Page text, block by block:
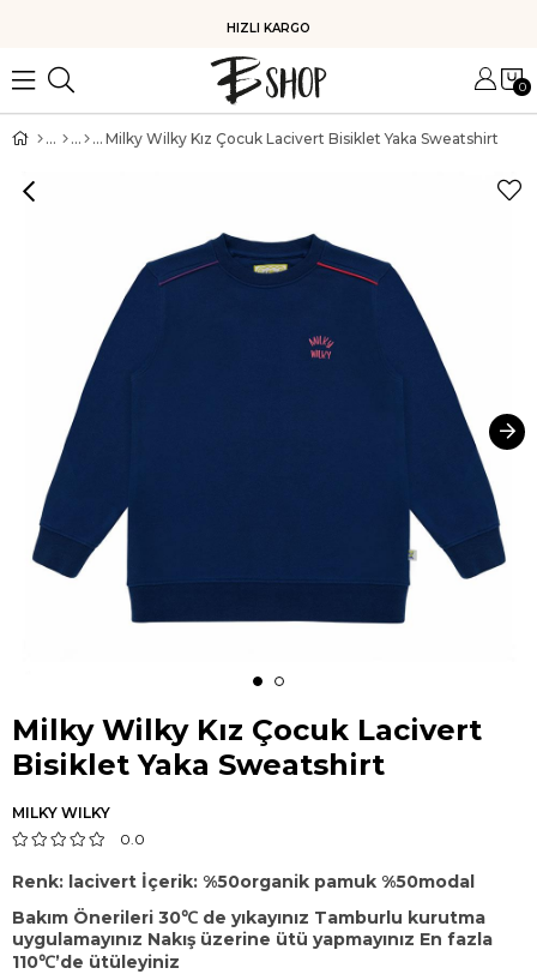
HIZLI KARGO
0
Milky Wilky Kız Çocuk Lacivert Bisiklet Yaka Sweatshirt
Milky Wilky Kız Çocuk Lacivert
Bisiklet Yaka Sweatshirt
MILKY WILKY
0.0
Renk: lacivert İçerik: %50organik pamuk %50modal
Bakım Önerileri 30℃ de yıkayınız Tamburlu kurutma
uygulamayınız Nakış üzerine ütü yapmayınız En fazla
110℃’de ütüleyiniz